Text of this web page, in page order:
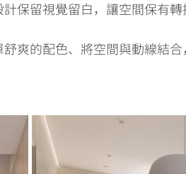
保留視覺留白，讓空間保有轉
爽的配色、將空間與動線結